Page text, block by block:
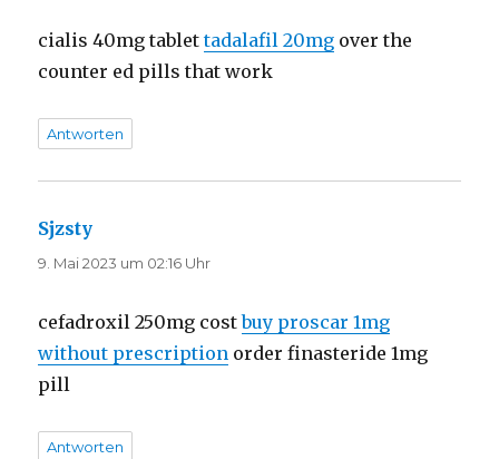
cialis 40mg tablettadalafil 20mg over the
counter ed pills that work
Antworten
Sjzsty
9. Mai 2023 um 02:16 Uhr
cefadroxil 250mg costbuy proscar 1mg
without prescription order finasteride 1mg
pill
Antworten